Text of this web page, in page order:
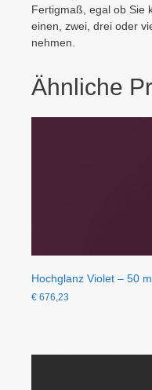
Fertigmaß, egal ob Sie
einen, zwei, drei oder
nehmen.
Ähnliche
Hochglanz Violet – 50
€ 676,23